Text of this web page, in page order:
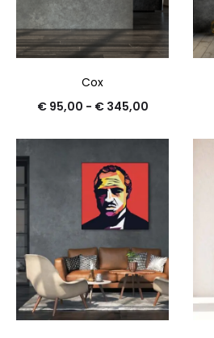
Cox
€95,00 - €345,00